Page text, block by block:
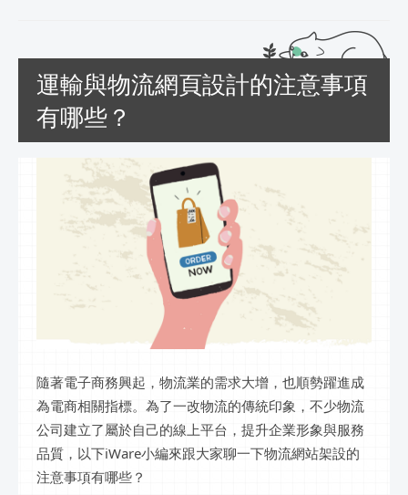
運輸與物流網頁設計的注意事項
有哪些？
隨著電子商務興起，物流業的需求大增，也順勢躍進成
為電商相關指標。為了一改物流的傳統印象，不少物流
公司建立了屬於自己的線上平台，提升企業形象與服務
品質，以下iWare小編來跟大家聊一下物流網站架設的
注意事項有哪些？